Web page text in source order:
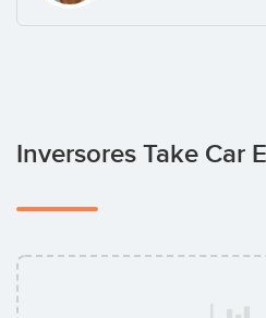
Inversores Take Car